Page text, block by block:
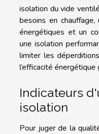
isolation du vide
besoins en
énergétiques et un
une isolation
limiter les
l’efficacité
Indicateurs
isolation
Pour juger de la